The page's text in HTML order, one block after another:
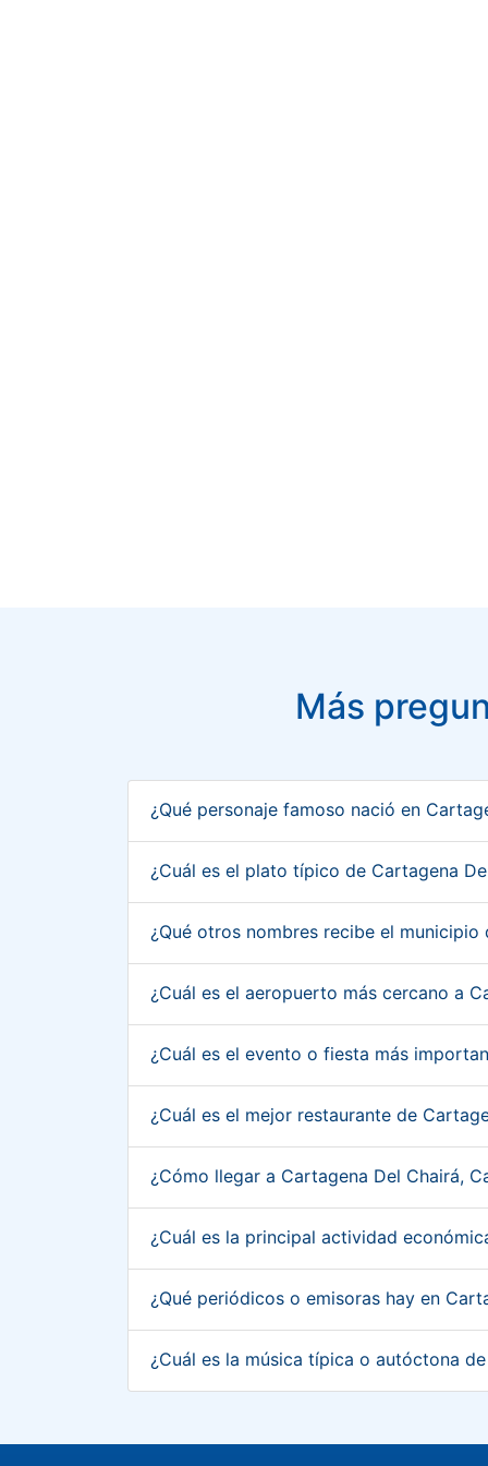
Más
¿Qué personaje famoso nació en
¿Cuál es el plato típico de Cartagena
¿Qué otros nombres recibe el
¿Cuál es el aeropuerto más cercano a
¿Cuál es el evento o fiesta más
¿Cuál es el mejor restaurante de
¿Cómo llegar a Cartagena Del Chairá,
¿Cuál es la principal actividad
¿Qué periódicos o emisoras hay en
¿Cuál es la música típica o autóctona